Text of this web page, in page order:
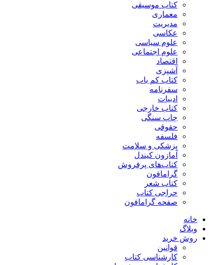
کتاب موسیقی
معماری
مدیریت
عکاسی
علوم سیاسی
علوم اجتماعی
اقتصاد
آشپزی
کتاب کم یاب
سفرنامه
ادبیات
کتاب خارجی
چاپ سنگی
حقوقی
فلسفه
پزشکی و سلامت
آمازون کیندل
کتاب‌های پرفروش
گرامافون
کتاب شعر
حراجی کتاب
صفحه گرامافون
خانه
وبلاگ
روش خرید
قوانین
کارشناسی کتاب